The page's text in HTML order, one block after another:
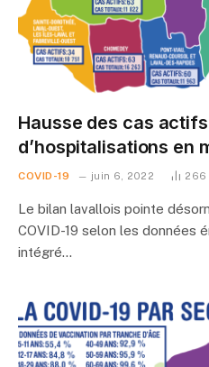
Hausse des cas
d’hospitalisations en
COVID-19 juin 6, 2022 266
Le bilan lavallois pointe
COVID-19 selon les données
intégré…